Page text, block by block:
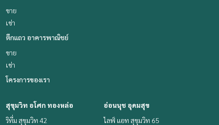
ขาย
เช่า
ตึกแถว อาคารพาณิชย์
ขาย
เช่า
โครงการของเรา
สุขุมวิท อโศก ทองหล่อ
ริทึ่ม สุขุมวิท 42
อ่อนนุช อุดมสุข
ไลฟ์ แอท สุขุมวิท 65